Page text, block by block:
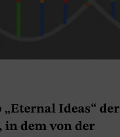
„Eternal Ideas“ der
dem von der